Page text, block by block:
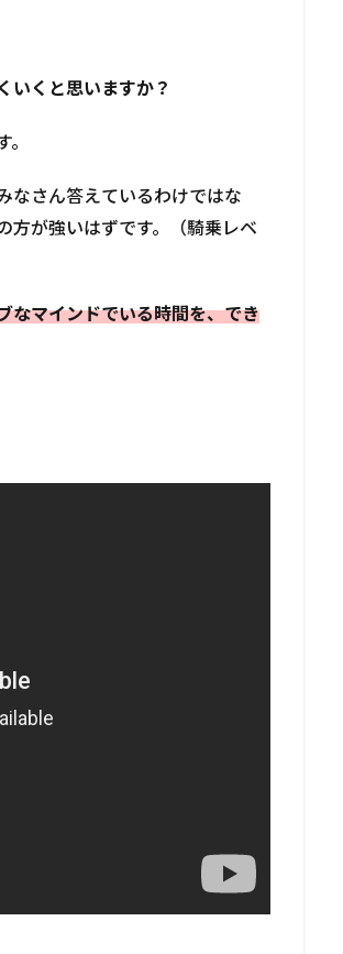
いくと思いますか？
なさん答えているわけではな
方が強いはずです。（騎乗レベ
なマインドでいる時間を、でき